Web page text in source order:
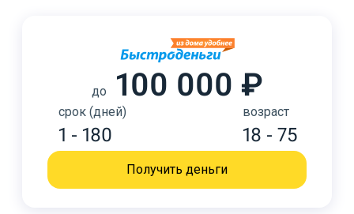
до 100 000 ₽
срок (дней)
1 - 180
возраст
18 - 75
Получить деньги